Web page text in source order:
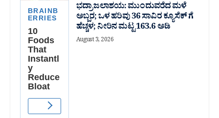
ಭದ್ರಾ ಜಲಾಶಯ: ಮುಂದುವರೆದ ಮಳೆ
ಅಬ್ಬರ; ಒಳ ಹರಿವು 36 ಸಾವಿರ‌ ಕ್ಯೂಸೆಕ್ ಗೆ
ಹೆಚ್ಚಳ; ನೀರಿನ ಮಟ್ಟ 163.6 ಅಡಿ
August 3, 2026